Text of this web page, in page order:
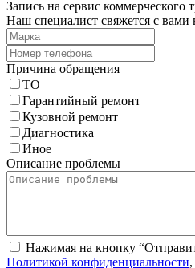
Запись на сервис коммерческого
Наш специалист свяжется с
Причина обращения
ТО
Гарантийный ремонт
Кузовной ремонт
Диагностика
Иное
Описание проблемы
Нажимая на кнопку
Политикой конфиденциальности,